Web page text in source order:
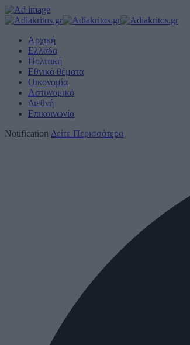
Αρχική
Ελλάδα
Πολιτική
Εθνικά θέματα
Οικονομία
Αστυνομικό
Διεθνή
Επικοινωνία
Notification Δείτε Περισσότερα